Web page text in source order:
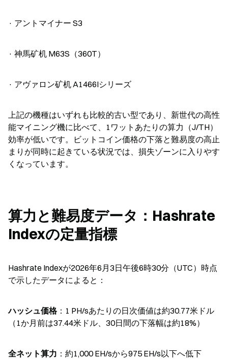
· アントマイナー S3
· 神馬矿机 M63S（360T）
· アヴァロン矿机 A1466Iシリーズ
上記の機種はいずれも比較的古い型であり、新世代の高性
能マイニング機に比べて、1ワットあたりの算力（J/TH）
効率が低いです。ビットコイン価格の下落と難易度の高止
まりが同時に起きている状況では、損失ゾーンに入りやす
くなっています。
算力と難易度データ：Hashrate
Indexの定量指標
Hashrate Indexが2026年6月3日午後6時30分（UTC）時点
で示したデータによると：
ハッシュ価格：1 PH/sあたりの日次価値は約30.77米ドル
（1か月前は37.44米ドル、30日間の下落幅は約18%）
全ネット算力 ：約1,000 EH/sから975 EH/s以下へ低下